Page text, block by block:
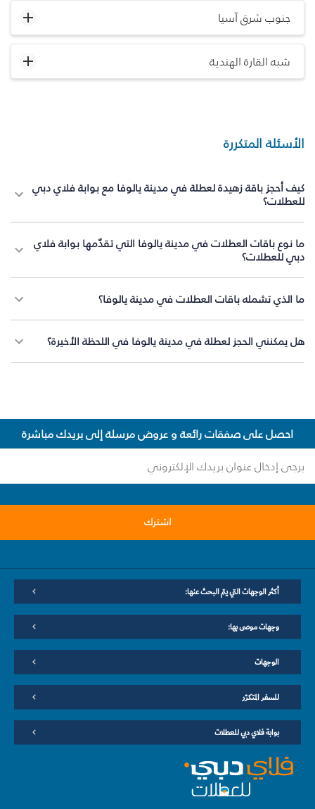
جنوب شرق آسيا
شبه القارة الهندية
الأسئلة المتكررة
كيف أحجز باقة زهيدة لعطلة في مدينة يالوفا مع بوابة فلاي دبي
للعطلات؟
ما نوع باقات العطلات في مدينة يالوفا التي تقدّمها بوابة فلاي
دبي للعطلات؟
ما الذي تشمله باقات العطلات في مدينة يالوفا؟
هل يمكنني الحجز لعطلة في مدينة يالوفا في اللحظة الأخيرة؟
احصل على صفقات رائعة و عروض مرسلة إلى بريدك مباشرة
اشترك
أكثر الوجهات التي يتم البحث عنها:
وجهات موصى بها:
الوجهات
للسفر المتكرّر
بوابة فلاي دبي للعطلات